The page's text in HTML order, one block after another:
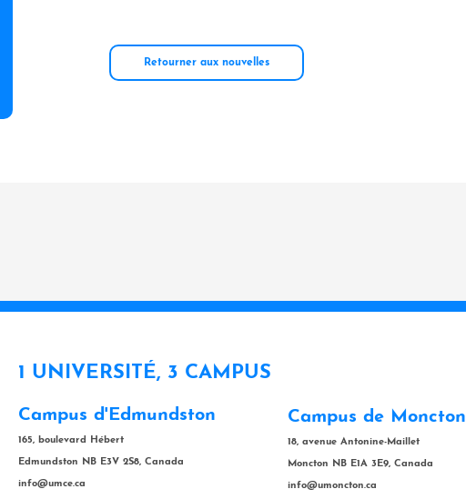
Retourner aux nouvelles
1 UNIVERSITÉ, 3 CAMPUS
Campus d'Edmundston
165, boulevard Hébert
Edmundston NB E3V 2S8, Canada
info@umce.ca
Campus de Moncton
18, avenue Antonine-Maillet
Moncton NB E1A 3E9, Canada
info@umoncton.ca